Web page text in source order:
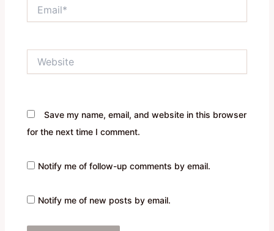
Save my name, email, and website in this browser
for the next time I comment.
Notify me of follow-up comments by email.
Notify me of new posts by email.